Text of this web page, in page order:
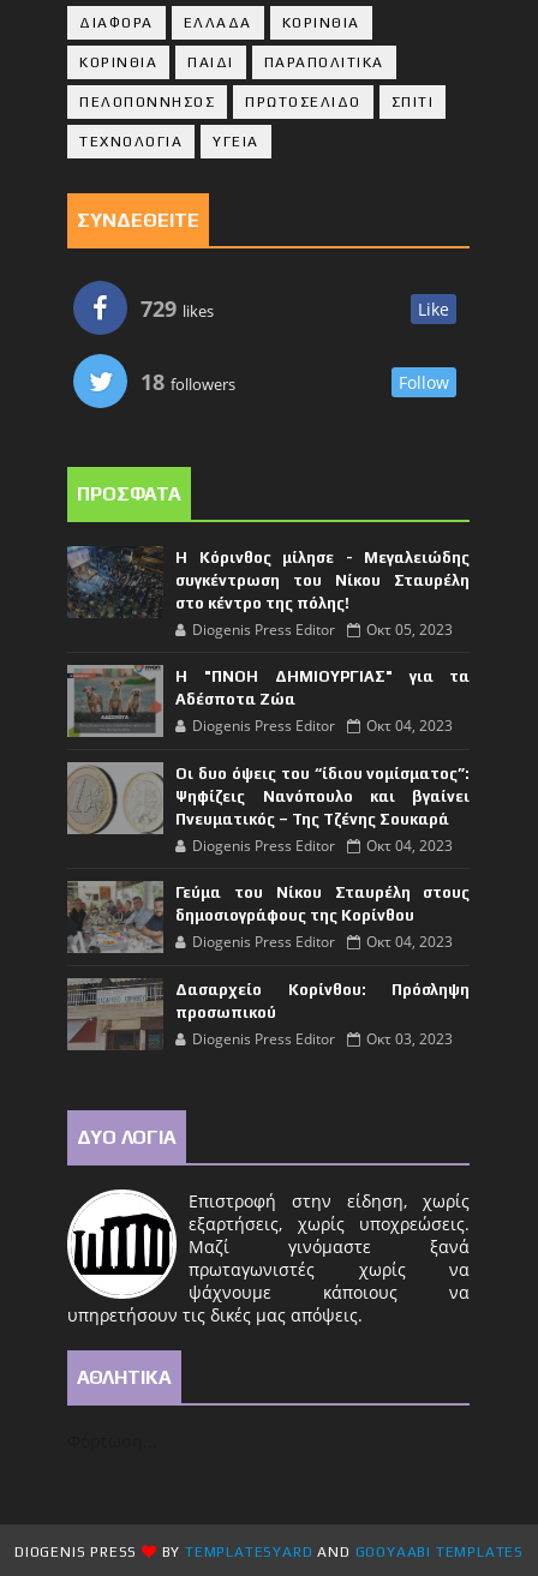
ΔΙΑΦΟΡΑ ΕΛΛΑΔΑ ΚΟΡΙΝΘΙΑ
ΚΟΡΙΝΘΙA ΠΑΙΔΙ ΠΑΡΑΠΟΛΙΤΙΚΑ
ΠΕΛΟΠΟΝΝΗΣΟΣ ΠΡΩΤΟΣΕΛΙΔΟ ΣΠΙΤΙ
ΤΕΧΝΟΛΟΓΙΑ ΥΓΕΙΑ
ΣΥΝΔΕΘΕΙΤΕ
729 likes Like
18 followers Follow
ΠΡΟΣΦΑΤΑ
Η Κόρινθος μίλησε - Μεγαλειώδης
συγκέντρωση του Νίκου Σταυρέλη
στο κέντρο της πόλης!
Diogenis Press Editor Οκτ 05, 2023
Η "ΠΝΟΗ ΔΗΜΙΟΥΡΓΙΑΣ" για τα
Αδέσποτα Ζώα
Diogenis Press Editor Οκτ 04, 2023
Οι δυο όψεις του “ίδιου νομίσματος”:
Ψηφίζεις Νανόπουλο και βγαίνει
Πνευματικός – Της Τζένης Σουκαρά
Diogenis Press Editor Οκτ 04, 2023
Γεύμα του Νίκου Σταυρέλη στους
δημοσιογράφους της Κορίνθου
Diogenis Press Editor Οκτ 04, 2023
Δασαρχείο Κορίνθου: Πρόσληψη
προσωπικού
Diogenis Press Editor Οκτ 03, 2023
ΔΥΟ ΛΟΓΙΑ
Επιστροφή στην είδηση, χωρίς
εξαρτήσεις, χωρίς υποχρεώσεις.
Μαζί γινόμαστε ξανά
πρωταγωνιστές χωρίς να
ψάχνουμε κάποιους να
υπηρετήσουν τις δικές μας απόψεις.
ΑΘΛΗΤΙΚΑ
DIOGENIS PRESS BYTEMPLATESYARD AND GOOYAABI TEMPLATES